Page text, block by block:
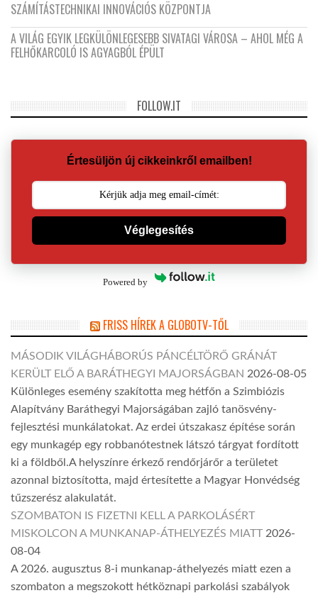
SZÁMÍTÁSTECHNIKAI INNOVÁCIÓS KÖZPONTJA
A VILÁG EGYIK LEGKÜLÖNLEGESEBB SIVATAGI VÁROSA – AHOL MÉG A
FELHŐKARCOLÓ IS AGYAGBÓL ÉPÜLT
FOLLOW.IT
Értesüljön új cikkeinkről emailben!
Véglegesítés
Powered by
FRISS HÍREK A GLOBOTV-TŐL
MÁSODIK VILÁGHÁBORÚS PÁNCÉLTÖRŐ GRÁNÁT
KERÜLT ELŐ A BARÁTHEGYI MAJORSÁGBAN 2026-08-05
Különleges esemény szakította meg hétfőn a Szimbiózis
Alapítvány Baráthegyi Majorságában zajló tanösvény-
fejlesztési munkálatokat. Az erdei útszakasz építése során
egy munkagép egy robbanótestnek látszó tárgyat fordított
ki a földből.A helyszínre érkező rendőrjárőr a területet
azonnal biztosította, majd értesítette a Magyar Honvédség
tűzszerész alakulatát.
SZOMBATON IS FIZETNI KELL A PARKOLÁSÉRT
MISKOLCON A MUNKANAP-ÁTHELYEZÉS MIATT 2026-
08-04
A 2026. augusztus 8-i munkanap-áthelyezés miatt ezen a
szombaton a megszokott hétköznapi parkolási szabályok